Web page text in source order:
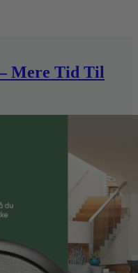
Mere Tid Til